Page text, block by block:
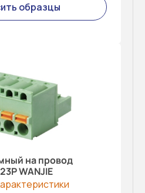
образцы
на провод
WANJIE